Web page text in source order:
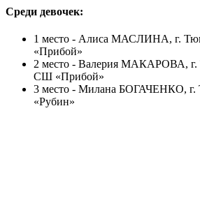
Среди девочек:
1 место - Алиса МАСЛИНА, г.
«Прибой»
2 место - Валерия МАКАРОВА,
СШ «Прибой»
3 место - Милана БОГАЧЕНКО,
«Рубин»